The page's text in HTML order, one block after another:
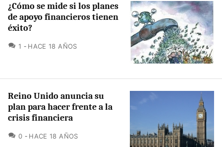
¿Cómo se mide si los planes
de apoyo financieros tienen
éxito?
1 COMENTARIOS
HACE 18 AÑOS
Reino Unido anuncia su
plan para hacer frente a la
crisis financiera
0 COMENTARIOS
HACE 18 AÑOS